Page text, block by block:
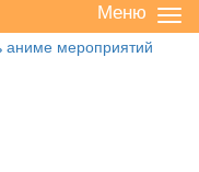
/
Меню